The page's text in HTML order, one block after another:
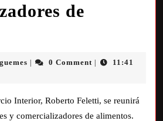
de
guemes 0 Comment
11:41
Interior, Roberto Feletti, se reunirá
y comercializadores de alimentos.